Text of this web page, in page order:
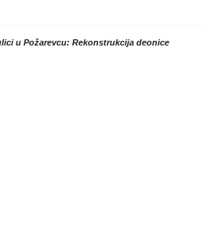
u Požarevcu: Rekonstrukcija deonice